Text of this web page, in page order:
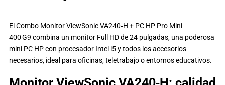
El Combo Monitor ViewSonic VA240‑H + PC HP Pro Mini
400 G9 combina un monitor Full HD de 24 pulgadas, una poderosa
mini PC HP con procesador Intel i5 y todos los accesorios
necesarios, ideal para oficinas, teletrabajo o entornos educativos.